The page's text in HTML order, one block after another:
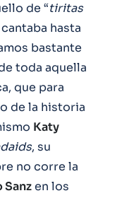
de “tiritas
cantaba hasta
bastante
toda aquella
que para
de la historia
Katy
, su
no corre la
Sanzen los